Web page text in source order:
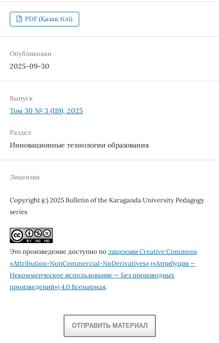
PDF (Қазақ тілі)
Опубликован
2025-09-30
Выпуск
Том 30 № 3 (119), 2025
Раздел
Инновационные технологии образования
Лицензия
Copyright (c) 2025 Bulletin of the Karaganda University Pedagogy
series
Это произведение доступно по лицензии Creative Commons
«Attribution-NonCommercial-NoDerivatives» («Атрибуция —
Некоммерческое использование — Без производных
произведений») 4.0 Всемирная.
ОТПРАВИТЬ МАТЕРИАЛ